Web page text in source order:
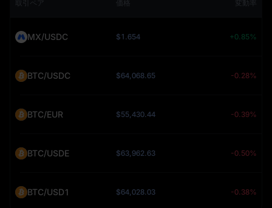
取引ペア 価格 変動率
MX/USDC $1.654 +0.85%
BTC/USDC $64,068.65 -0.28%
BTC/EUR $55,430.44 -0.39%
BTC/USDE $63,962.63 -0.50%
BTC/USD1 $64,028.03 -0.38%